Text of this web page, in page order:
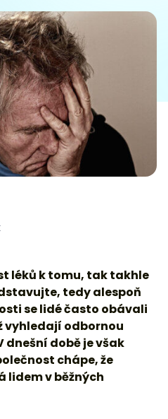
léků k tomu, tak takhle
tedy alespoň
se lidé často obávali
vyhledají odbornou
dnešní době je však
chápe, že
lidem v běžných